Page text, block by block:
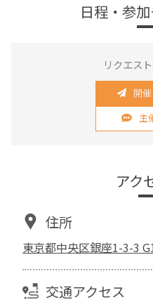
日程・参
リクエス
開催
主
アク
住所
東京都中央区銀座1-3-3
交通アクセス